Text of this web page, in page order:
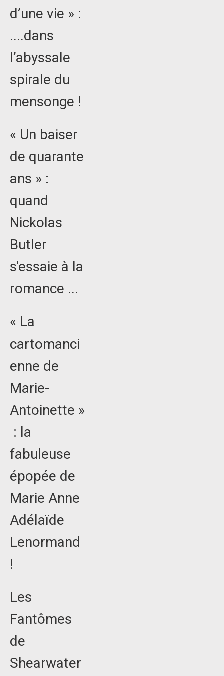
d’une vie » :
....dans
l’abyssale
spirale du
mensonge !
« Un baiser
de quarante
ans » :
quand
Nickolas
Butler
s'essaie à la
romance ...
« La
cartomanci
enne de
Marie-
Antoinette »
: la
fabuleuse
épopée de
Marie Anne
Adélaïde
Lenormand
!
Les
Fantômes
de
Shearwater